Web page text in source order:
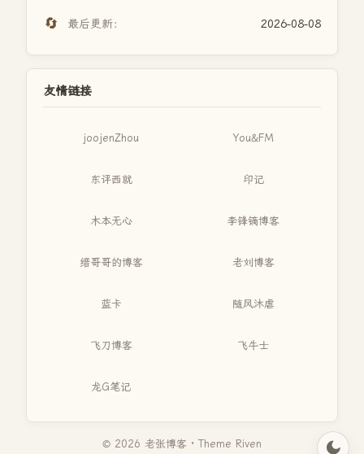
🔄 最后更新： 2026-08-08
友情链接
joojenZhou You&FM
东评西就 印记
木本无心 李锋镝博客
缙哥哥的博客 老刘博客
蓝卡 随风沐虐
飞刀博客 飞牛士
龙G笔记
© 2026 老张博客 · Theme Riven